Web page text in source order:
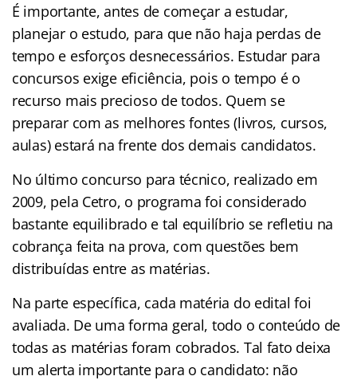
É importante, antes de começar a estudar,
planejar o estudo, para que não haja perdas de
tempo e esforços desnecessários. Estudar para
concursos exige eficiência, pois o tempo é o
recurso mais precioso de todos. Quem se
preparar com as melhores fontes (livros, cursos,
aulas) estará na frente dos demais candidatos.
No último concurso para técnico, realizado em
2009, pela Cetro, o programa foi considerado
bastante equilibrado e tal equilíbrio se refletiu na
cobrança feita na prova, com questões bem
distribuídas entre as matérias.
Na parte específica, cada matéria do edital foi
avaliada. De uma forma geral, todo o conteúdo de
todas as matérias foram cobrados. Tal fato deixa
um alerta importante para o candidato: não